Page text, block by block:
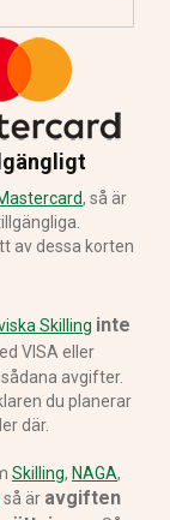
, så är
av dessa korten
Skilling inte
VISA eller
avgifter.
du planerar
där.
Skilling, NAGA,
så är avgiften